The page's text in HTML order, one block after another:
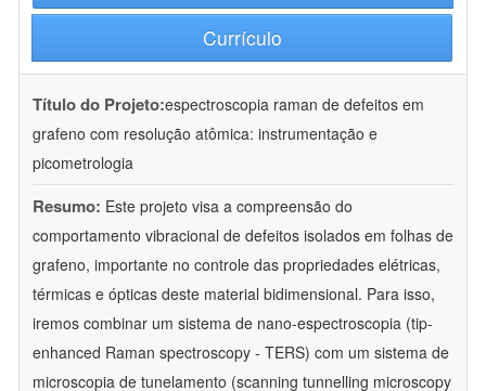
Currículo
Título do Projeto:espectroscopia raman de defeitos em
grafeno com resolução atômica: instrumentação e
picometrologia
Resumo: Este projeto visa a compreensão do
comportamento vibracional de defeitos isolados em folhas de
grafeno, importante no controle das propriedades elétricas,
térmicas e ópticas deste material bidimensional. Para isso,
iremos combinar um sistema de nano-espectroscopia (tip-
enhanced Raman spectroscopy - TERS) com um sistema de
microscopia de tunelamento (scanning tunnelling microscopy